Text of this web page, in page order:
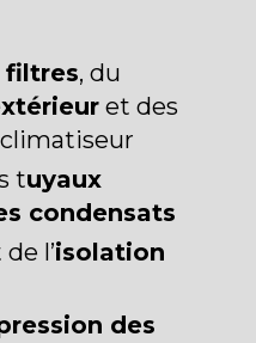
filtres, du
et des
tuyaux
condensats
l’isolation
des